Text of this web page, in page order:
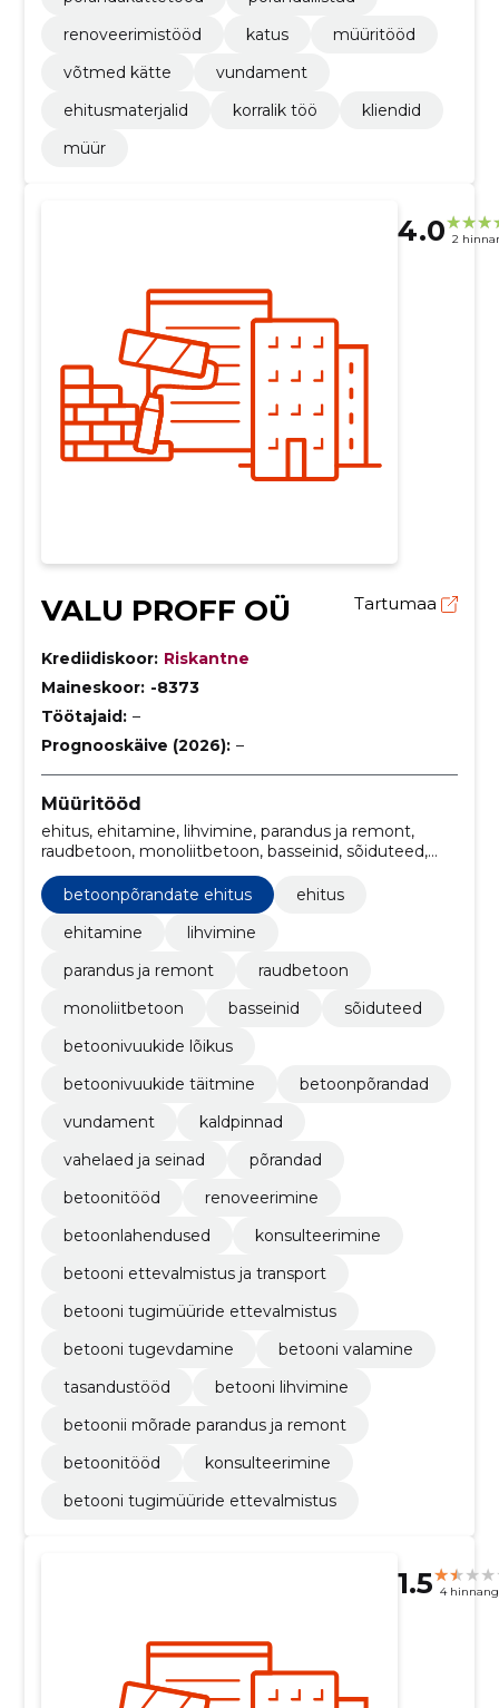
renoveerimistööd
katus
müüritööd
võtmed kätte
vundament
ehitusmaterjalid
korralik töö
kliendid
müür
4.0 2
VALU PROFF OÜ Tartumaa
Krediidiskoor: Riskantne
Maineskoor: -8373
Töötajaid: –
Prognooskäive (2026): –
Müüritööd
ehitus, ehitamine, lihvimine, parandus ja remont,
raudbetoon, monoliitbetoon, basseinid, sõiduteed,
betoonpõrandate ehitus
ehitus
ehitamine
lihvimine
parandus ja remont
raudbetoon
monoliitbetoon
basseinid
sõiduteed
betoonivuukide lõikus
betoonivuukide täitmine
betoonpõrandad
vundament
kaldpinnad
vahelaed ja seinad
põrandad
betoonitööd
renoveerimine
betoonlahendused
konsulteerimine
betooni ettevalmistus ja transport
betooni tugimüüride ettevalmistus
betooni tugevdamine
betooni valamine
tasandustööd
betooni lihvimine
betoonii mõrade parandus ja remont
betoonitööd
konsulteerimine
betooni tugimüüride ettevalmistus
1.5 4